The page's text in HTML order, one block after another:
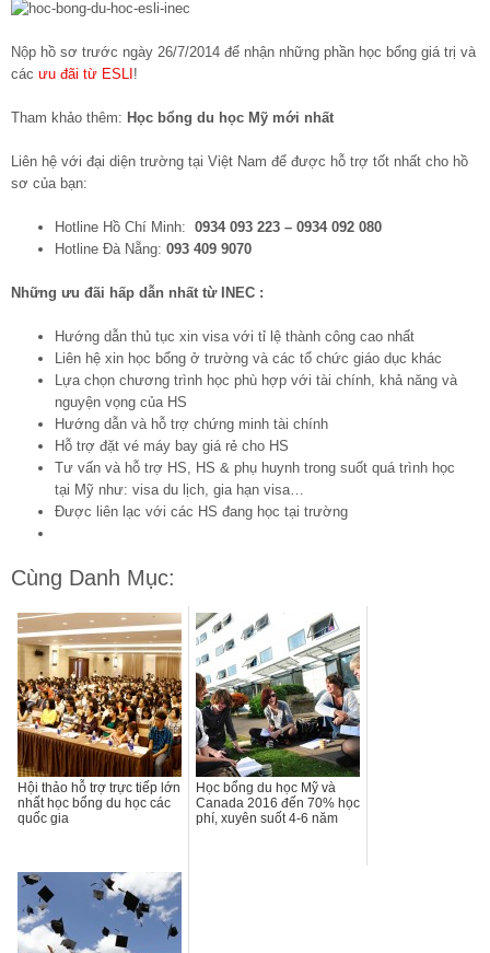
Nộp hồ sơ trước ngày 26/7/2014 để nhận những phần học bổng giá trị và
các ưu đãi từ ESLI !
Tham khảo thêm: Học bổng du học Mỹ mới nhất
Liên hệ với đại diện trường tại Việt Nam để được hỗ trợ tốt nhất cho hồ
sơ của bạn:
Hotline Hồ Chí Minh: 0934 093 223 – 0934 092 080
Hotline Đà Nẵng: 093 409 9070
Những ưu đãi hấp dẫn nhất từ INEC :
Hướng dẫn thủ tục xin visa với tỉ lệ thành công cao nhất
Liên hệ xin học bổng ở trường và các tổ chức giáo dục khác
Lựa chọn chương trình học phù hợp với tài chính, khả năng và
nguyện vọng của HS
Hướng dẫn và hỗ trợ chứng minh tài chính
Hỗ trợ đặt vé máy bay giá rẻ cho HS
Tư vấn và hỗ trợ HS, HS & phụ huynh trong suốt quá trình học
tại Mỹ như: visa du lịch, gia hạn visa…
Được liên lạc với các HS đang học tại trường
Cùng Danh Mục:
Hội thảo hỗ trợ trực tiếp lớn
nhất học bổng du học các
quốc gia
Học bổng du học Mỹ và
Canada 2016 đến 70% học
phí, xuyên suốt 4-6 năm